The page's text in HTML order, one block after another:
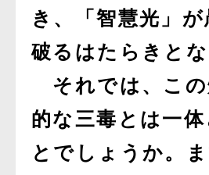
き、「智慧光」
破るはたらきとな
それでは、この
的な三毒とは一
とでしょうか。